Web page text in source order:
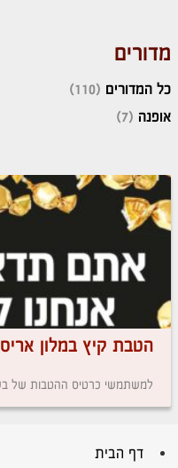
מדורים
כל המדורים (110)
אופנה (7)
הטבת קיץ במלון
למשתמשי כרטיס ההטבות של
דף הבית